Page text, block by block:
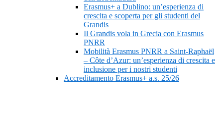
Erasmus+ a Dublino: un’esperienza di
crescita e scoperta per gli studenti del
Grandis
Il Grandis vola in Grecia con Erasmus
PNRR
Mobilità Erasmus PNRR a Saint-Raphaël
– Côte d’Azur: un’esperienza di crescita e
inclusione per i nostri studenti
Accreditamento Erasmus+ a.s. 25/26